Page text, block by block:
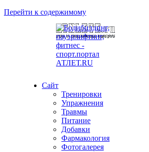
Перейти к содержимому
Сайт
Тренировки
Упражнения
Травмы
Питание
Добавки
Фармакология
Фотогалерея